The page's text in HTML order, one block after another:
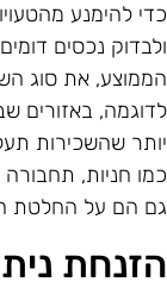
להימנע
נכסים
את סוג
באזורים
שהשכירות
חניות, תחבורה
הם על החלטת